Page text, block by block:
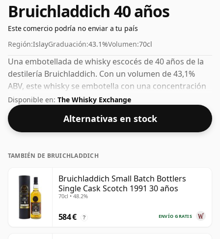
Bruichladdich 40 años
Este comercio podría no enviar a tu país
Región:IslayGraduación:43.1%Volumen:70cl
Una embotellada de whisky escocés de 40 años de la
destilería Bruichladdich. Con un volumen de 43,1%
ABV, este whisky se embotella con una concentración
óptima para beber. Se disfruta solo o con una gota de
agua.
Disponible en: The Whisky Exchange
Alternativas en stock
TAMBIÉN DE BRUICHLADDICH
Bruichladdich Small Batch Bottlers
Single Cask Scotch 1991 30 años
70cl • 48.2%
ENVÍO GRATIS
584 € ?